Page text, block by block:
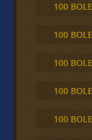
100
100
100
100
100